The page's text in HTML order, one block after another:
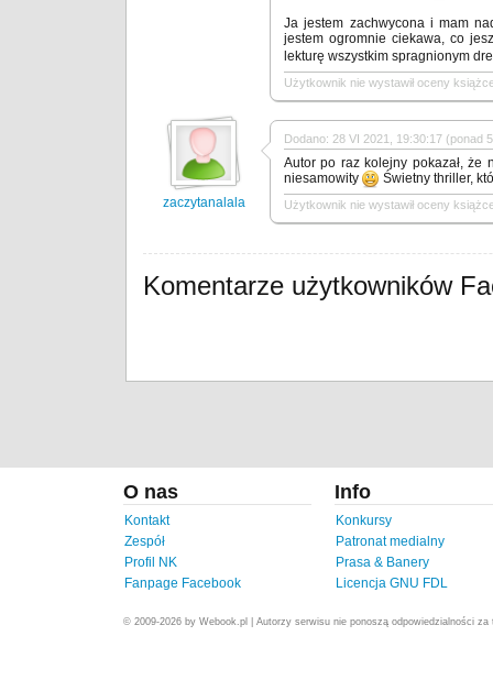
Ja jestem zachwycona i mam
jestem ogromnie ciekawa, co
lekturę wszystkim spragnionym
Użytkownik nie wystawił oceny
zaczytanalala
Dodano: 28 VI 2021, 19:30:17 (ponad
Autor po raz kolejny pokazał, że
niesamowity
Świetny thriller,
Użytkownik nie wystawił oceny
Komentarze użytkowników
O nas
Kontakt
Zespół
Profil NK
Fanpage Facebook
Info
Konkursy
Patronat medialny
Prasa & Banery
Licencja GNU FDL
© 2009-2026 by Webook.pl | Autorzy serwisu nie ponoszą odpowiedzialności